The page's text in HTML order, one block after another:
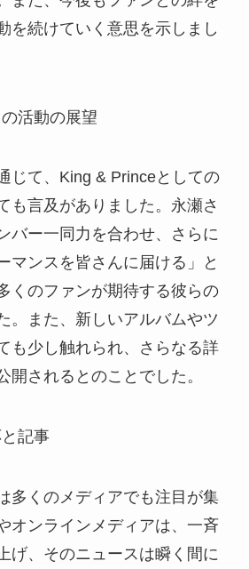
を続けていく意思を示しまし
活動の展望
じて、King & Princeとしての
も言及がありました。永瀬さ
バー一同力を合わせ、さらに
マンスを皆さんに届ける」と
くのファンが期待する彼らの
。また、新しいアルバムやツ
も少し触れられ、さらなる詳
開されるとのことでした。
記事
多くのメディアでも注目が集
オンラインメディアは、一斉
げ、そのニュースは瞬く間に